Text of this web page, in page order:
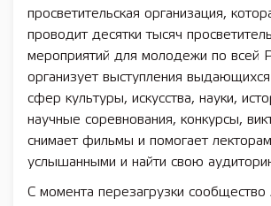
просветительская организация,
проводит десятки тысяч
мероприятий для молодежи по всей
организует выступления
сфер культуры, искусства, науки,
научные соревнования, конкурсы,
снимает фильмы и помогает
услышанными и найти свою
С момента перезагрузки сообщество